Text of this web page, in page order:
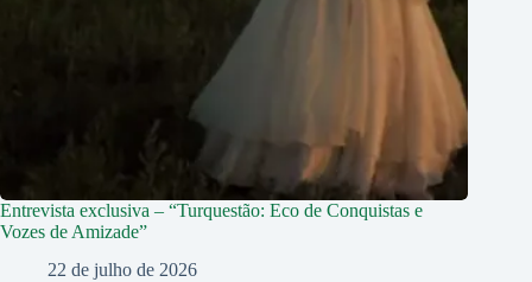
Entrevista exclusiva – “Turquestão: Eco de Conquistas e
Vozes de Amizade”
22 de julho de 2026